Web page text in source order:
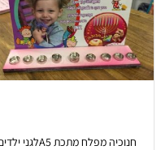
חנוכיה מפלח מתכת A5לגני ילדים